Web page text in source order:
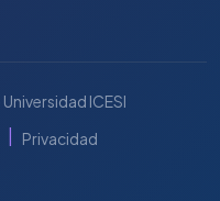
ICESI
Privacidad